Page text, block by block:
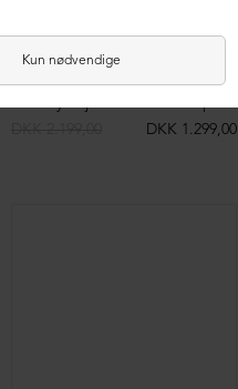
Chunky høj sko uden hælkap
DKK 1.299,00